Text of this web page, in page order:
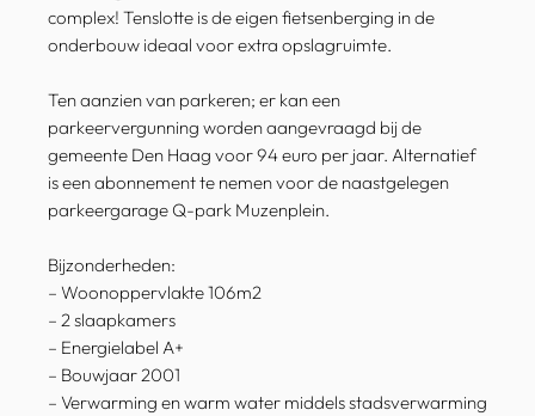
complex! Tenslotte is de eigen fietsenberging in de
onderbouw ideaal voor extra opslagruimte.
Ten aanzien van parkeren; er kan een
parkeervergunning worden aangevraagd bij de
gemeente Den Haag voor 94 euro per jaar. Alternatief
is een abonnement te nemen voor de naastgelegen
parkeergarage Q-park Muzenplein.
Bijzonderheden:
– Woonoppervlakte 106m2
– 2 slaapkamers
– Energielabel A+
– Bouwjaar 2001
– Verwarming en warm water middels stadsverwarming